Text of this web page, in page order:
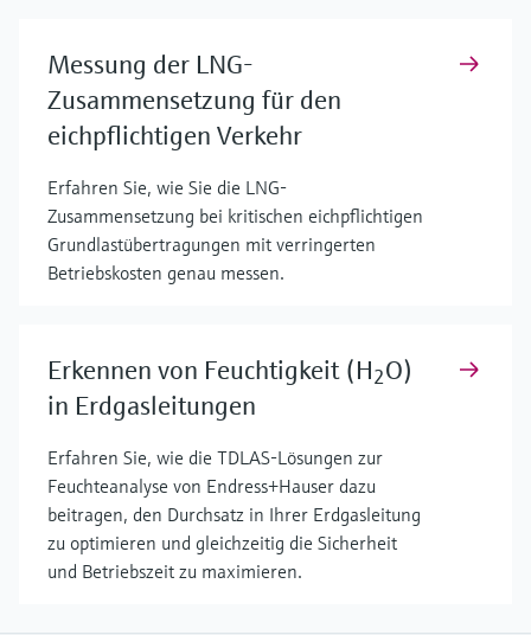
Messung der LNG-
Zusammensetzung für den
eichpflichtigen Verkehr
Erfahren Sie, wie Sie die LNG-
Zusammensetzung bei kritischen eichpflichtigen
Grundlastübertragungen mit verringerten
Betriebskosten genau messen.
Erkennen von Feuchtigkeit (H2O)
in Erdgasleitungen
Erfahren Sie, wie die TDLAS-Lösungen zur
Feuchteanalyse von Endress+Hauser dazu
beitragen, den Durchsatz in Ihrer Erdgasleitung
zu optimieren und gleichzeitig die Sicherheit
und Betriebszeit zu maximieren.